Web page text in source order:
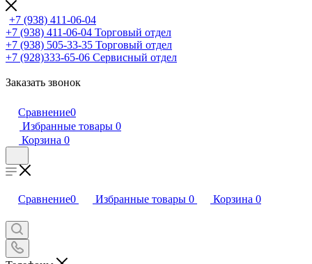
+7 (938) 411-06-04
+7 (938) 411-06-04 Торговый отдел
+7 (938) 505-33-35 Торговый отдел
+7 (928)333-65-06 Сервисный отдел
Заказать звонок
Сравнение0
Избранные товары 0
Корзина 0
Сравнение0 Избранные товары 0 Корзина 0